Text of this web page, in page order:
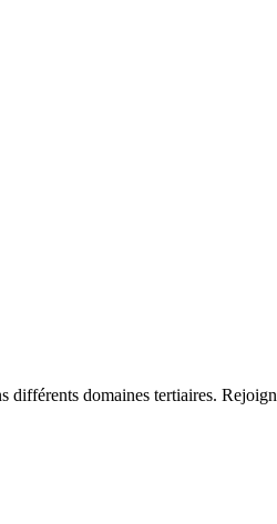
différents domaines tertiaires.